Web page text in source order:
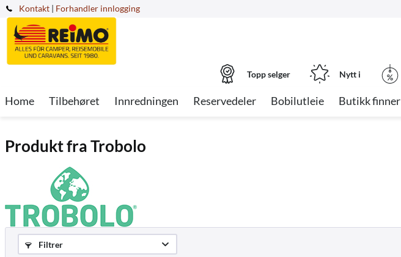
Kontakt | Forhandler innlogging
Topp selger Nytt i
Home Tilbehøret Innredningen Reservedeler Bobilutleie Butikk finner
Produkt fra Trobolo
Filtrer